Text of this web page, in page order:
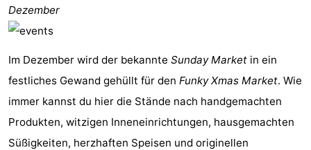
Bos
Zimmer
(mit
Lastminutes
Attraktionen
Dezember
Im Dezember wird der bekannte Sunday Market in ein
festliches Gewand gehüllt für den Funky Xmas Market. Wie
immer kannst du hier die Stände nach handgemachten
Produkten, witzigen Inneneinrichtungen, hausgemachten
Süßigkeiten, herzhaften Speisen und originellen